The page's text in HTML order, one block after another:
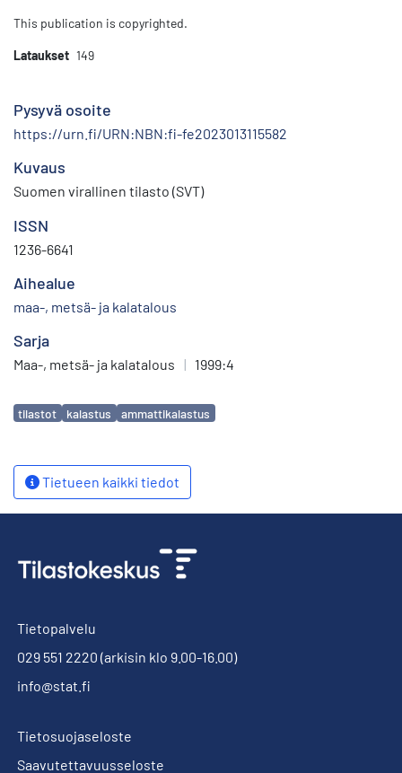
This publication is copyrighted.
Lataukset 149
Pysyvä osoite
https://urn.fi/URN:NBN:fi-fe2023013115582
Kuvaus
Suomen virallinen tilasto (SVT)
ISSN
1236-6641
Aihealue
maa-, metsä- ja kalatalous
Sarja
Maa-, metsä- ja kalatalous | 1999:4
Avainsanat
tilastot kalastus ammattikalastus
Tietueen kaikki tiedot
Tietopalvelu
029 551 2220 (arkisin klo 9.00-16.00)
info@stat.fi
Tietosuojaseloste
Saavutettavuusseloste